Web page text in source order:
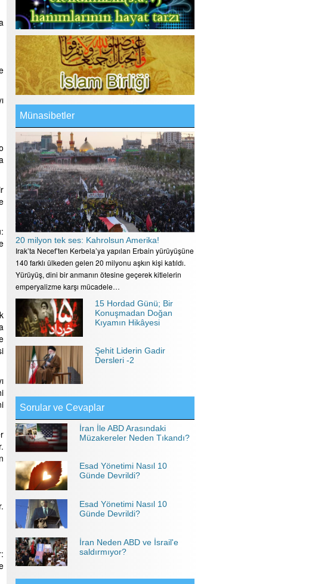
Münasibetler
20 milyon tek ses: Kahrolsun Amerika!
Irak’ta Necef’ten Kerbela’ya yapılan Erbain yürüyüşüne
140 farklı ülkeden gelen 20 milyonu aşkın kişi katıldı.
Yürüyüş, dini bir anmanın ötesine geçerek kitlelerin
emperyalizme karşı mücadele…
15 Hordad Günü; Bir
Konuşmadan Doğan
Kıyamın Hikâyesi
Şehit Liderin Gadir
Dersleri -2
Sorular ve Cevaplar
İran İle ABD Arasındaki
Müzakereler Neden Tıkandı?
Esad Yönetimi Nasıl 10
Günde Devrildi?
Esad Yönetimi Nasıl 10
Günde Devrildi?
İran Neden ABD ve İsrail'e
saldırmıyor?